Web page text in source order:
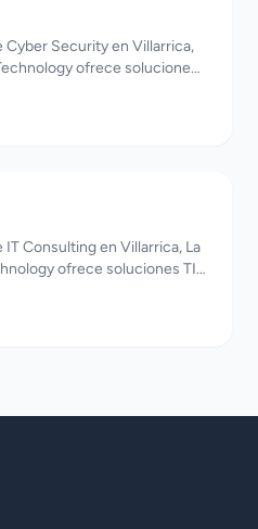
Security en Villarrica,
ofrece soluciones
Consulting en Villarrica, La
ofrece soluciones TI